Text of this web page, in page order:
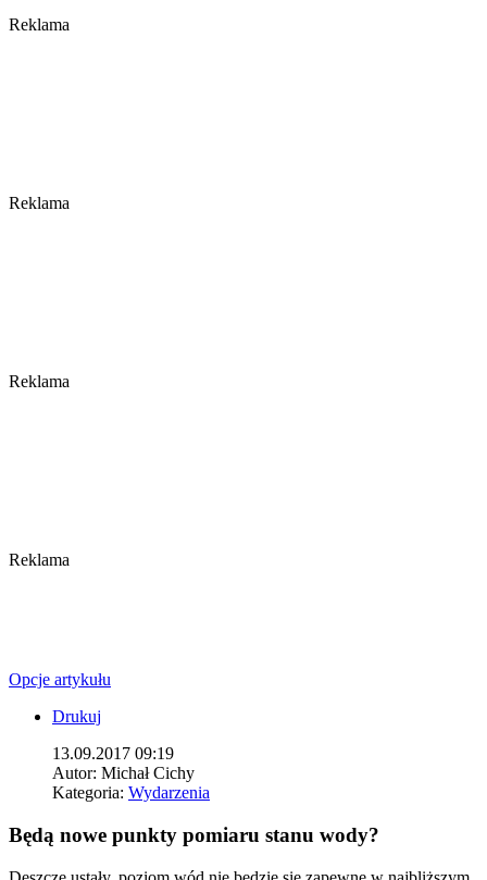
Reklama
Reklama
Reklama
Reklama
Opcje artykułu
Drukuj
13.09.2017 09:19
Autor: Michał Cichy
Kategoria: Wydarzenia
Będą nowe punkty pomiaru stanu wody?